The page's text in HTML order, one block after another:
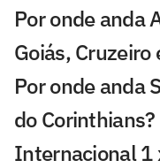
Por onde anda
Goiás,
Por onde anda
do Corinthians?
Internacional 1